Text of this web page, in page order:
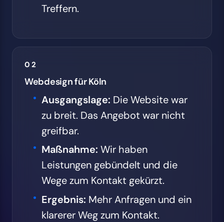
Treffern.
02
Webdesign für Köln
Ausgangslage: Die Website war
zu breit. Das Angebot war nicht
greifbar.
Maßnahme: Wir haben
Leistungen gebündelt und die
Wege zum Kontakt gekürzt.
Ergebnis: Mehr Anfragen und ein
klarerer Weg zum Kontakt.